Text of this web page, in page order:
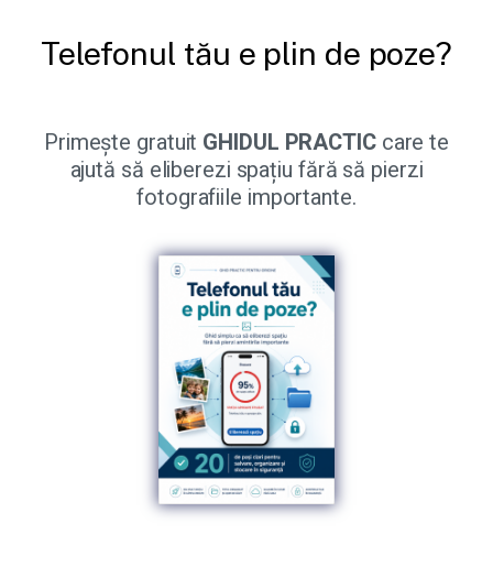
Telefonul tău e plin de poze?
Primește gratuit GHIDUL PRACTICcare te
ajută să eliberezi spațiu fără să pierzi
fotografiile importante.